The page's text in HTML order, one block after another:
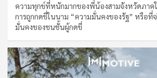
ความทุกข์ที่หนักมากของพี่น้องสามจังหวัดภาค
การถูกกดขี่ในนาม “ความมั่นคงของรัฐ” หรือที่
มั่นคงของชนชั้นผู้กดขี่